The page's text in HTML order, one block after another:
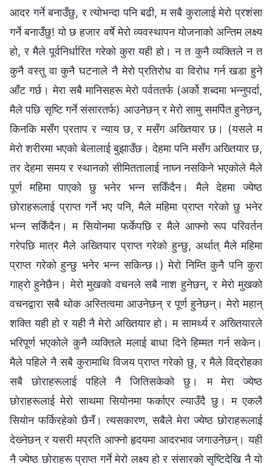
आदर गर्ने बनाउँछु, र त्योभन्दा पनि बढी, म सबै कुरालाई मेरो प्रशंसा
गर्ने बनाउँछु! यो छ हजार वर्षे मेरो व्यवस्थापन योजनाको अन्तिम लक्ष्य
हो, र मैले पूर्वनिर्धारित गरेको कुरा यही हो। न त कुनै व्यक्तिले न त
कुनै वस्तु वा कुनै घटनाले नै मेरो प्रतिरोध वा विरोध गर्न खडा हुने
आँट गर्छ। मेरा सबै मानिसहरू मेरो पर्वततर्फ (अर्को शब्दमा भन्‍नुपर्दा,
मैले पछि सृष्टि गर्ने संसारतर्फ) आउनेछन् र मेरो सामु समर्पित हुनेछन्,
किनकि मसँग प्रताप र न्याय छ, र मसँग अख्तियार छ। (यसले म
मेरो शरीरमा भएको बेलालाई बुझाउँछ। देहमा पनि मसँग अख्तियार छ,
तर देहमा समय र स्थानको सीमिततालाई नाघ्‍न नसकिने भएकोले मैले
पूर्ण महिमा पाएको छु भनेर भन्‍न सकिँदैन। मैले देहमा ज्येष्ठ
छोराहरूलाई प्राप्‍त गर्ने भए पनि, मैले महिमा प्राप्‍त गरेको छु भनेर
भन्‍न सकिँदैन। म सियोनमा फर्केपछि र मैले आफ्नो रूप परिवर्तन
गरेपछि मात्र मैले अख्तियार प्राप्‍त गरेको हुन्छु, अर्थात् मैले महिमा
प्राप्‍त गरेको हुन्छु भनेर भन्‍न सकिन्छ।) मेरो निम्ति कुनै पनि कुरा
गाह्रो हुनेछैन। मेरो मुखको वचनले सबै नाश हुनेछन्, र मेरो मुखको
वचनद्वारा सबै थोक अस्तित्वमा आउनेछन् र पूर्ण हुनेछन्। मेरो महान्
शक्ति यही हो र यही नै मेरो अख्तियार हो। म सामर्थ्य र अख्तियारले
भरिपूर्ण भएकोले कुनै व्यक्तिले मलाई बाधा दिने हिम्मत गर्न सकेन।
मैले पहिले नै सबै कुरामाथि विजय प्राप्त गरेको छु, र मैले विद्रोहका
सबै छोराहरूलाई पहिले नै जितिसकेको छु। म मेरा ज्येष्ठ
छोराहरूलाई मेरो साथमा सियोनमा फर्काएर ल्याउँदै छु। म एकलै
सियोन फर्किरहेको छैनँ। त्यसकारण, सबैले मेरा ज्येष्ठ छोराहरूलाई
देख्‍नेछन् र यसरी मप्रति आफ्नो हृदयमा आदरभाव जगाउनेछन्। यही
नै ज्येष्ठ छोराहरू प्राप्‍त गर्ने मेरो लक्ष्य हो र संसारको सृष्टिदेखि नै यो